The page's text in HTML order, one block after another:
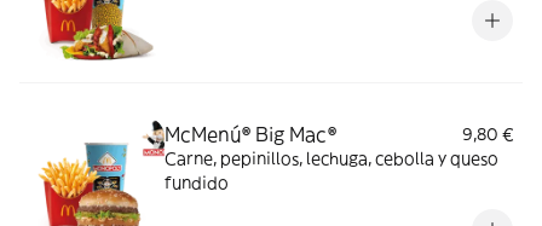
McMenú® Big Mac®
9,80 €
Carne, pepinillos, lechuga, cebolla y queso
fundido